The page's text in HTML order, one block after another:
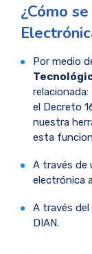
¿Cómo
Por medio
el Decreto
nuestra
esta
A través de
electrónica
A través
DIAN.